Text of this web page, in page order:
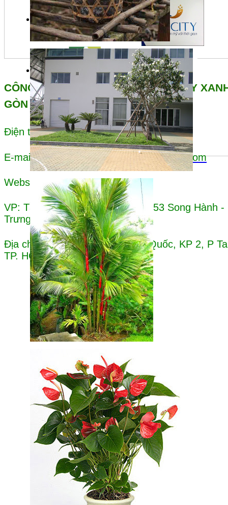
CÔNG TY CỔ PHẦN CẢNH QUAN CÂY
GÒN
Điện thoại:0932 72 52 35
E-mail:canhquancayxanhsaigon@gmail.com
Website: canhquancayxanh.com
VP: Tầng 1 - Cao ốc An Khánh - 53 Song Hành -
Trưng, TP.HCM
Địa chỉ trụ sở : 40/10A Ngô Chí Quốc, KP 2, P
TP. HCM